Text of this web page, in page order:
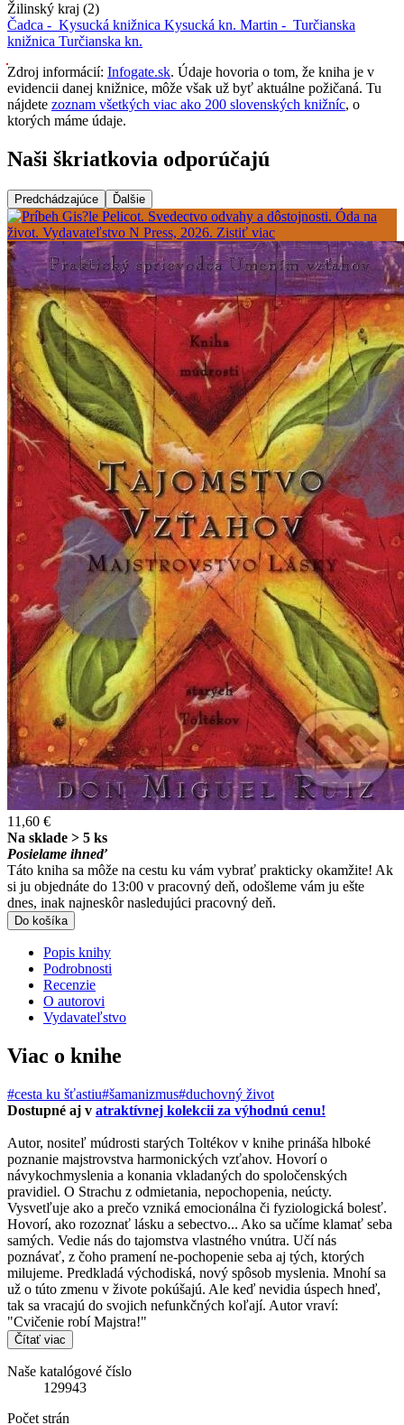
Žilinský kraj (2)
Čadca - Kysucká knižnica Kysucká kn. Martin - Turčianska
knižnica Turčianska kn.
Zdroj informácií: Infogate.sk. Údaje hovoria o tom, že kniha je v
evidencii danej knižnice, môže však už byť aktuálne požičaná. Tu
nájdete zoznam všetkých viac ako 200 slovenských knižníc, o
ktorých máme údaje.
Naši škriatkovia odporúčajú
Predchádzajúce Ďalšie
11,60 €
Na sklade > 5 ks
Posielame ihneď
Táto kniha sa môže na cestu ku vám vybrať prakticky okamžite! Ak
si ju objednáte do 13:00 v pracovný deň, odošleme vám ju ešte
dnes, inak najneskôr nasledujúci pracovný deň.
Do košíka
Popis knihy
Podrobnosti
Recenzie
O autorovi
Vydavateľstvo
Viac o knihe
#cesta ku šťastiu#šamanizmus#duchovný život
Dostupné aj v atraktívnej kolekcii za výhodnú cenu!
Autor, nositeľ múdrosti starých Toltékov v knihe prináša hlboké
poznanie majstrovstva harmonických vzťahov. Hovorí o
návykochmyslenia a konania vkladaných do spoločenských
pravidiel. O Strachu z odmietania, nepochopenia, neúcty.
Vysvetľuje ako a prečo vzniká emocionálna či fyziologická bolesť.
Hovorí, ako rozoznať lásku a sebectvo... Ako sa učíme klamať seba
samých. Vedie nás do tajomstva vlastného vnútra. Učí nás
poznávať, z čoho pramení ne-pochopenie seba aj tých, ktorých
milujeme. Predkladá východiská, nový spôsob myslenia. Mnohí sa
už o túto zmenu v živote pokúšajú. Ale keď nevidia úspech hneď,
tak sa vracajú do svojich nefunkčných koľají. Autor vraví:
"Cvičenie robí Majstra!"
Čítať viac
Naše katalógové číslo
129943
Počet strán